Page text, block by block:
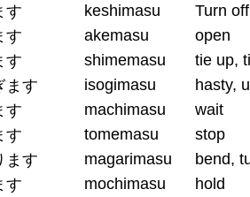
す keshimasu
Turn off
す akemasu
open
す shimemasu
tie up,
ます isogimasu
hasty,
す machimasu
wait
す tomemasu
stop
ます magarimasu
bend,
す mochimasu
hold